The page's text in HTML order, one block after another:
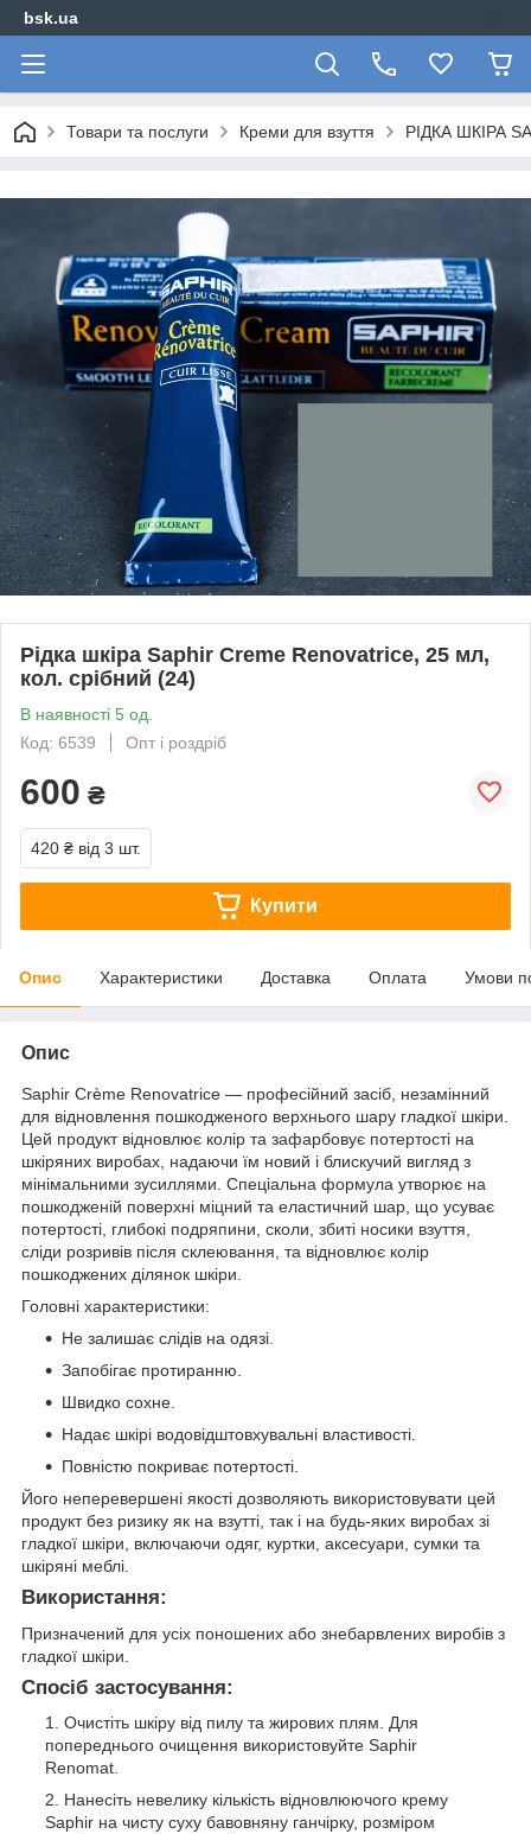
bsk.ua
Товари та послуги Креми для взуття РІДКА ШКІРА
Рідка шкіра Saphir Creme Renovatrice, 25 мл,
кол. срібний (24)
В наявності 5 од.
Код: 6539
Опт і роздріб
600 ₴
420 ₴ від 3 шт.
Купити
Опис Характеристики Доставка Оплата Умови
Опис
Saphir Crème Renovatrice — професійний засіб, незамінний
для відновлення пошкодженого верхнього шару гладкої шкіри.
Цей продукт відновлює колір та зафарбовує потертості на
шкіряних виробах, надаючи їм новий і блискучий вигляд з
мінімальними зусиллями. Спеціальна формула утворює на
пошкодженій поверхні міцний та еластичний шар, що усуває
потертості, глибокі подряпини, сколи, збиті носики взуття,
сліди розривів після склеювання, та відновлює колір
пошкоджених ділянок шкіри.
Головні характеристики:
Не залишає слідів на одязі.
Запобігає протиранню.
Швидко сохне.
Надає шкірі водовідштовхувальні властивості.
Повністю покриває потертості.
Його неперевершені якості дозволяють використовувати цей
продукт без ризику як на взутті, так і на будь-яких виробах зі
гладкої шкіри, включаючи одяг, куртки, аксесуари, сумки та
шкіряні меблі.
Використання:
Призначений для усіх поношених або знебарвлених виробів з
гладкої шкіри.
Спосіб застосування:
Очистіть шкіру від пилу та жирових плям. Для
попереднього очищення використовуйте Saphir
Renomat.
Нанесіть невелику кількість відновлюючого крему
Saphir на чисту суху бавовняну ганчірку, розміром